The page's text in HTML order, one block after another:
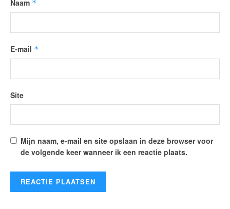
Naam *
E-mail *
Site
Mijn naam, e-mail en site opslaan in deze browser voor
de volgende keer wanneer ik een reactie plaats.